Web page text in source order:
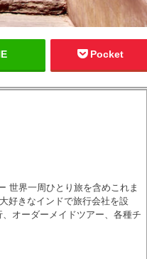
Pocket
世界一周ひとり旅を含めこれま
好きなインドで旅行会社を設
オーダーメイドツアー、各種チ